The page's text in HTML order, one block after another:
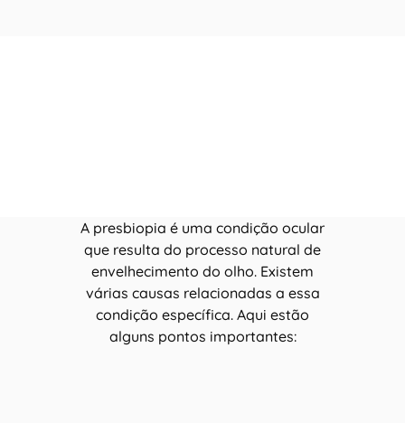
A presbiopia é uma condição ocular
que resulta do processo natural de
envelhecimento do olho. Existem
várias causas relacionadas a essa
condição específica. Aqui estão
alguns pontos importantes: